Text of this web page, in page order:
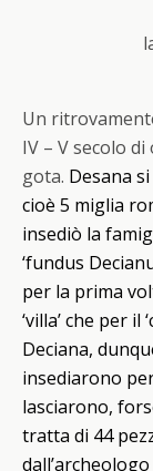
Un
IV – V secolo
gota. Desana
cioè 5 miglia
insediò la
‘fundus
per la prima
‘villa’ che per
Deciana,
insediarono
lasciarono,
tratta di 44